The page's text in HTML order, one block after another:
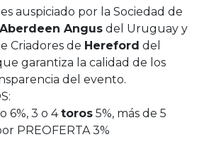
es auspiciado por la Sociedad de
Aberdeen Angus del Uruguay y
Criadores de Hereford del
garantiza la calidad de los
del evento.
6%, 3 o 4toros 5%, más de 5
PREOFERTA 3%